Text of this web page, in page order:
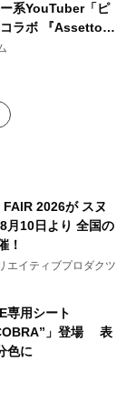
系YouTuber「ピ
ラボ 『Assetto
ソコン販売中
2026が スヌ
月10日より 全国の
！
エイティブプロダクツ
専用シート
」登場 表
色に